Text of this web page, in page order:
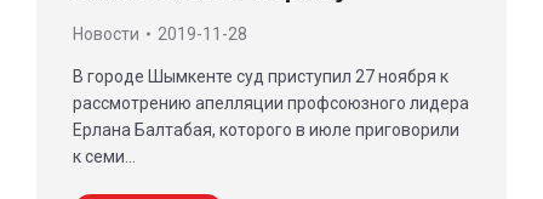
Новости 2019-11-28
В городе Шымкенте суд приступил 27 ноября к
рассмотрению апелляции профсоюзного лидера
Ерлана Балтабая, которого в июле приговорили
к семи…